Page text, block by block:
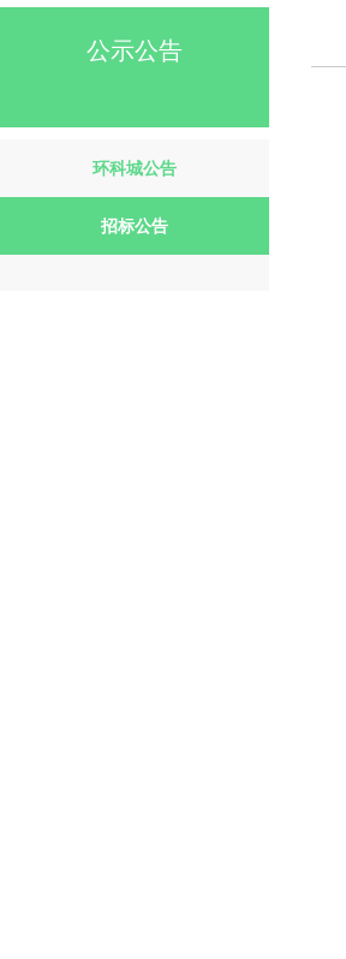
公示公告
环科城公告
招标公告